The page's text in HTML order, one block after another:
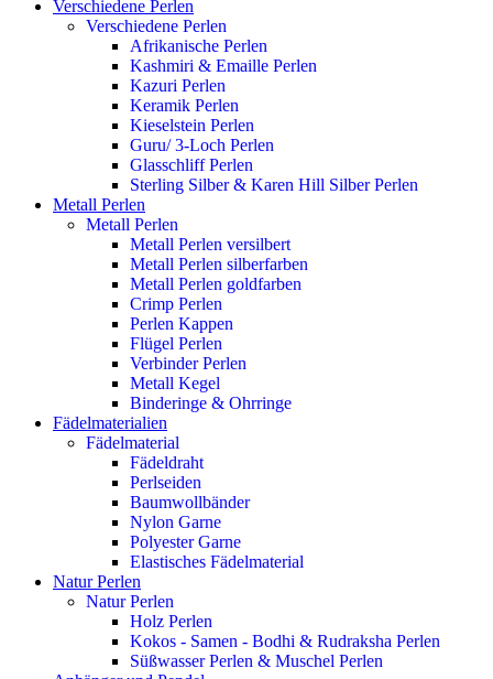
Verschiedene Perlen
Verschiedene Perlen
Afrikanische Perlen
Kashmiri & Emaille Perlen
Kazuri Perlen
Keramik Perlen
Kieselstein Perlen
Guru/ 3-Loch Perlen
Glasschliff Perlen
Sterling Silber & Karen Hill Silber Perlen
Metall Perlen
Metall Perlen
Metall Perlen versilbert
Metall Perlen silberfarben
Metall Perlen goldfarben
Crimp Perlen
Perlen Kappen
Flügel Perlen
Verbinder Perlen
Metall Kegel
Binderinge & Ohrringe
Fädelmaterialien
Fädelmaterial
Fädeldraht
Perlseiden
Baumwollbänder
Nylon Garne
Polyester Garne
Elastisches Fädelmaterial
Natur Perlen
Natur Perlen
Holz Perlen
Kokos - Samen - Bodhi & Rudraksha Perlen
Süßwasser Perlen & Muschel Perlen